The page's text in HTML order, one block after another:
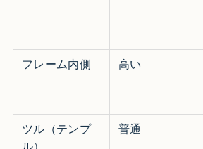
フレーム内側 高い
ツル（テンプ
ル）
普通